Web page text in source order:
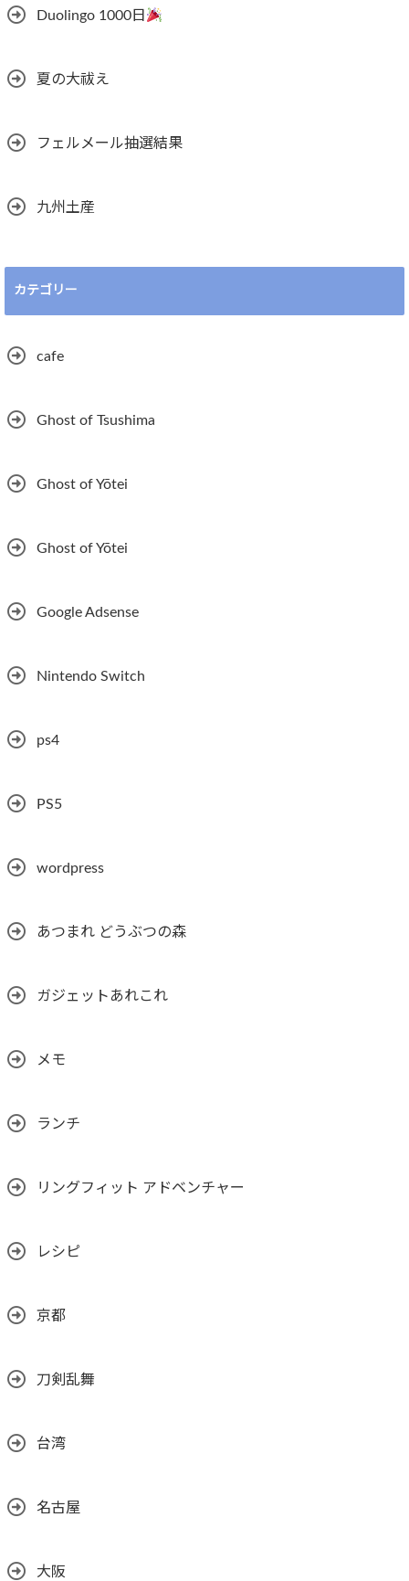
Duolingo 1000日
夏の大祓え
フェルメール抽選結果
九州土産
カテゴリー
cafe
Ghost of Tsushima
Ghost of Yōtei
Ghost of Yōtei
Google Adsense
Nintendo Switch
ps4
PS5
wordpress
あつまれ どうぶつの森
ガジェットあれこれ
メモ
ランチ
リングフィット アドベンチャー
レシピ
京都
刀剣乱舞
台湾
名古屋
大阪